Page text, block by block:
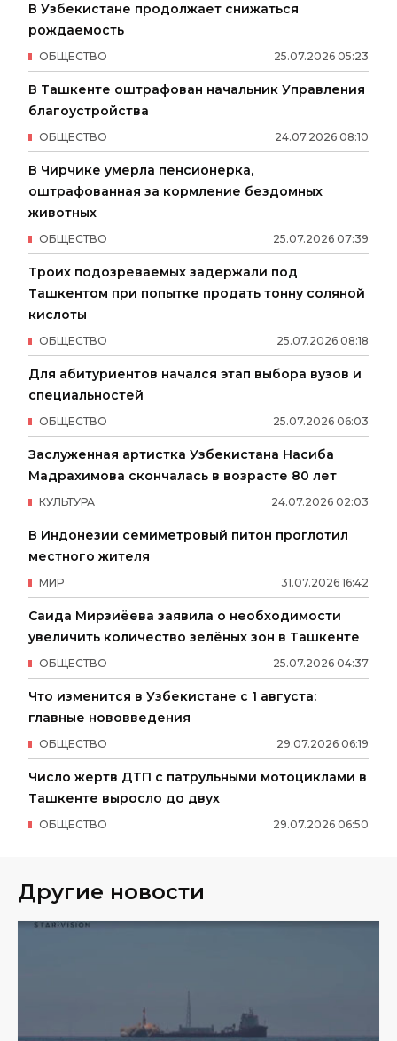
В Узбекистане продолжает снижаться
рождаемость
25.07.2026 05:23
ОБЩЕСТВО
В Ташкенте оштрафован начальник Управления
благоустройства
24.07.2026 08:10
ОБЩЕСТВО
В Чирчике умерла пенсионерка,
оштрафованная за кормление бездомных
животных
25.07.2026 07:39
ОБЩЕСТВО
Троих подозреваемых задержали под
Ташкентом при попытке продать тонну соляной
кислоты
25.07.2026 08:18
ОБЩЕСТВО
Для абитуриентов начался этап выбора вузов и
специальностей
25.07.2026 06:03
ОБЩЕСТВО
Заслуженная артистка Узбекистана Насиба
Мадрахимова скончалась в возрасте 80 лет
24.07.2026 02:03
КУЛЬТУРА
В Индонезии семиметровый питон проглотил
местного жителя
31.07.2026 16:42
МИР
Саида Мирзиёева заявила о необходимости
увеличить количество зелёных зон в Ташкенте
25.07.2026 04:37
ОБЩЕСТВО
Что изменится в Узбекистане с 1 августа:
главные нововведения
29.07.2026 06:19
ОБЩЕСТВО
Число жертв ДТП с патрульными мотоциклами в
Ташкенте выросло до двух
29.07.2026 06:50
ОБЩЕСТВО
Другие новости